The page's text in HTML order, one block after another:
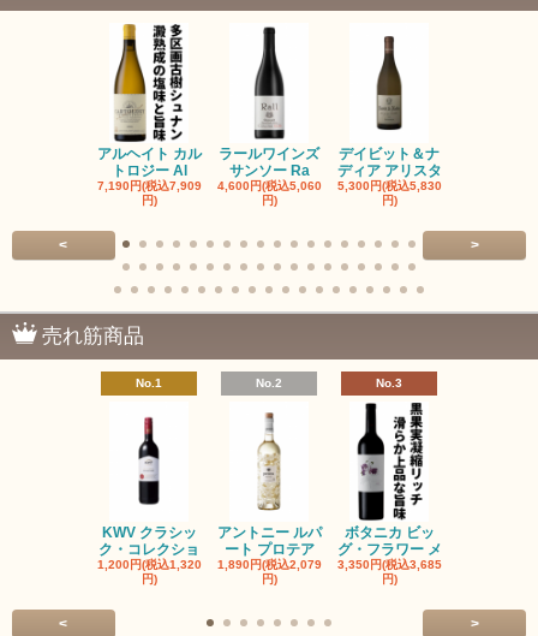
アルヘイト カル
トロジー Al
7,190円(税込7,909
円)
ラールワインズ
サンソー Ra
4,600円(税込5,060
円)
デイビット＆ナ
ディア アリスタ
5,300円(税込5,830
円)
< >
売れ筋商品
No.1
KWV クラシッ
ク・コレクショ
1,200円(税込1,320
円)
No.2
アントニー ルパ
ート プロテア
1,890円(税込2,079
円)
No.3
ボタニカ ビッ
グ・フラワー メ
3,350円(税込3,685
円)
< >